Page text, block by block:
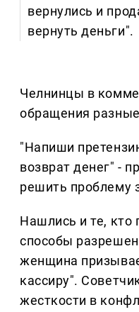
вернулись и
вернуть деньги".
Челнинцы в
обращения
"Напиши
возврат денег" -
решить проблему
Нашлись и те, кто
способы
женщина
кассиру".
жесткости в